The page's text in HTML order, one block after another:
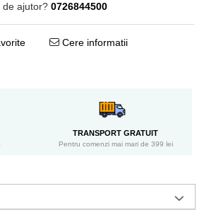
de ajutor? 0726844500
Cere informatii
TRANSPORT GRATUIT
Pentru comenzi mai mari de 399 lei